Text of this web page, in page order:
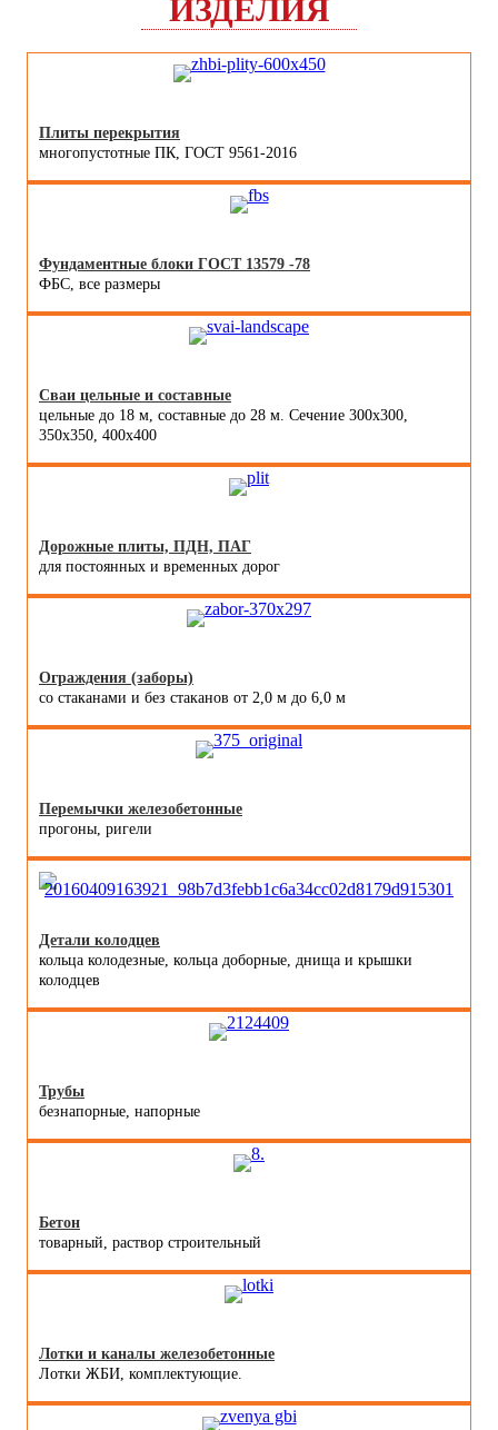
ИЗДЕЛИЯ
Плиты перекрытия
многопустотные ПК, ГОСТ 9561-2016
Фундаментные блоки ГОСТ 13579 -78
ФБС, все размеры
Сваи цельные и составные
цельные до 18 м, составные до 28 м. Сечение 300x300,
350x350, 400х400
Дорожные плиты, ПДН, ПАГ
для постоянных и временных дорог
Ограждения (заборы)
со стаканами и без стаканов от 2,0 м до 6,0 м
Перемычки железобетонные
прогоны, ригели
Детали колодцев
кольца колодезные, кольца доборные, днища и крышки
колодцев
Трубы
безнапорные, напорные
Бетон
товарный, раствор строительный
Лотки и каналы железобетонные
Лотки ЖБИ, комплектующие.